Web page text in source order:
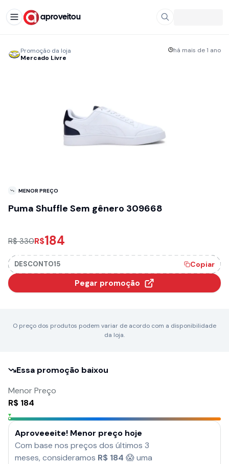
aproveitou
Promoção da loja
Mercado Livre
há mais de 1 ano
MENOR PREÇO
Puma Shuffle Sem gênero 309668
R$ 330R$184
DESCONTO15 Copiar
Pegar promoção
O preço dos produtos podem variar de acordo com a disponibilidade
da loja.
Essa promoção baixou
Menor Preço
R$ 184
Aproveeeite! Menor preço hoje
Com base nos preços dos últimos 3
meses, consideramos R$ 184 😱 uma